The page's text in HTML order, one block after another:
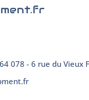
078 - 6 rue du Vieux